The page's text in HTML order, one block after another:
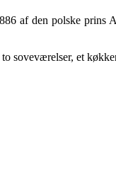
af den polske prins
soveværelser, et